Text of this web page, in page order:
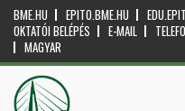
BME.HU EPITO.BME.HU
OKTATÓI BELÉPÉS
E-MAIL
MAGYAR